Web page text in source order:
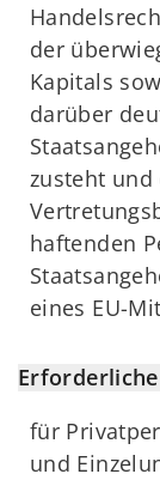
der
Kapitals
darüber
zusteht
haftenden
eines EU-
für
und